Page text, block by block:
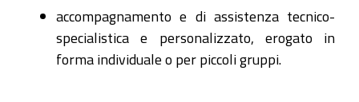
accompagnamento e di assistenza tecnico-
specialistica e personalizzato, erogato in
forma individuale o per piccoli gruppi.